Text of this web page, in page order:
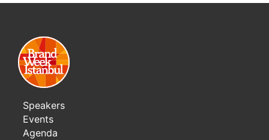
Speakers
Events
Agenda